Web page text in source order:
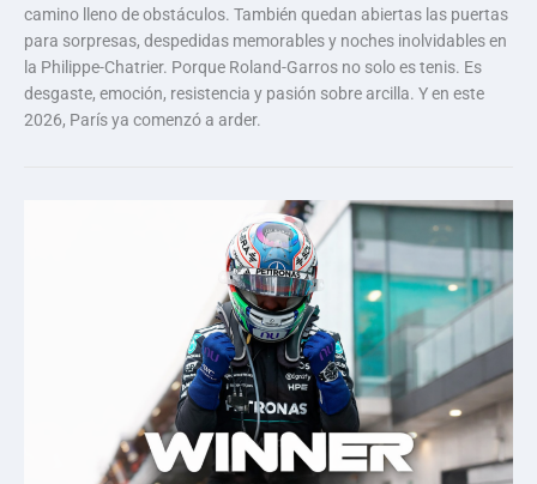
camino lleno de obstáculos. También quedan abiertas las puertas
para sorpresas, despedidas memorables y noches inolvidables en
la Philippe-Chatrier. Porque Roland-Garros no solo es tenis. Es
desgaste, emoción, resistencia y pasión sobre arcilla. Y en este
2026, París ya comenzó a arder.